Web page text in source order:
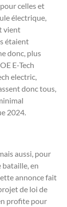
celles et
électrique,
vient
étaient
donc, plus
E-Tech
electric,
donc tous,
2024.
aussi, pour
bataille, en
annonce fait
de loi de
profite pour